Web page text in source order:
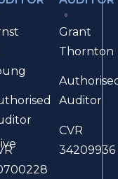
Grant
Thornton
Auditor
CVR
34209936